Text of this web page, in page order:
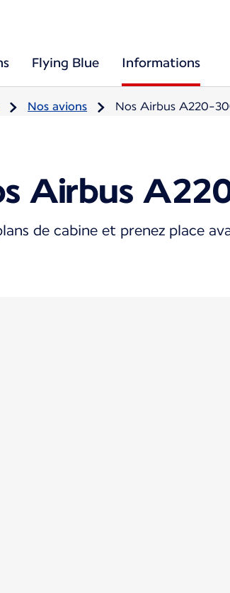
Flying Blue Informations
Nos avions Nos Airbus A220-
Airbus
de cabine et prenez place